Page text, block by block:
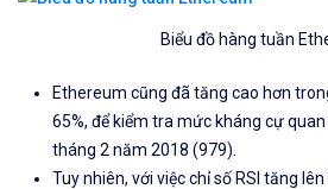
Biểu đồ hàng tuần
Ethereum cũng đã tăng cao hơn
65%, để kiểm tra mức kháng cự
tháng 2 năm 2018 (979).
Tuy nhiên, với việc chỉ số RSI tăng